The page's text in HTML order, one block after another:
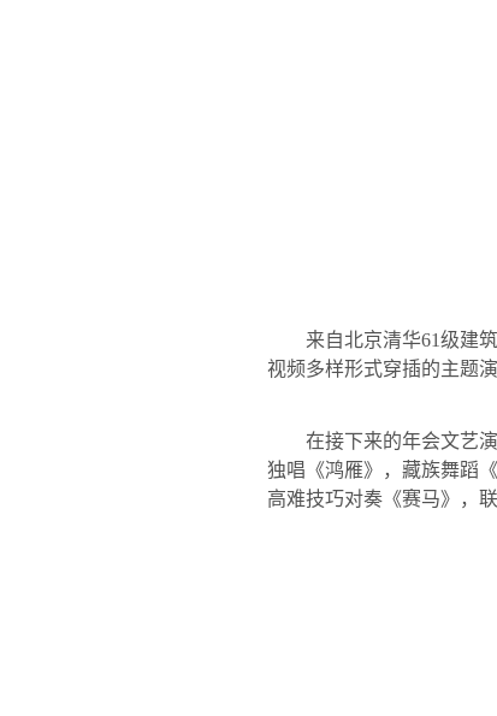
来自北京清华61级建
视频多样形式穿插的主题
在接下来的年会文艺
独唱《鸿雁》，藏族舞蹈
高难技巧对奏《赛马》，